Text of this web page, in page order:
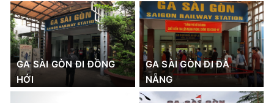
GA SÀI GÒN ĐI ĐỒNG
HỚI
GA SÀI GÒN ĐI ĐÀ
NẴNG